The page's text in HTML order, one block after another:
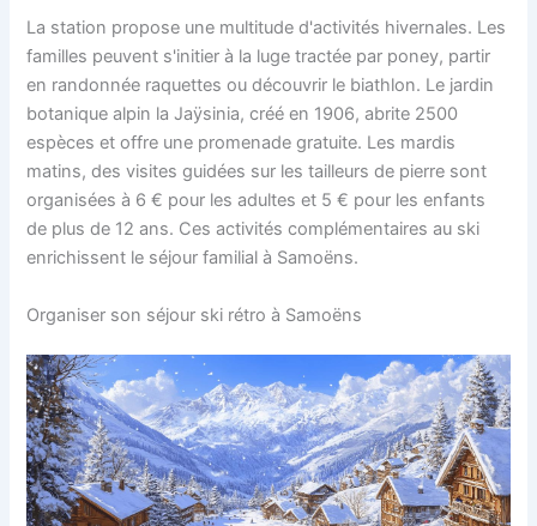
La station propose une multitude d'activités hivernales. Les
familles peuvent s'initier à la luge tractée par poney, partir
en randonnée raquettes ou découvrir le biathlon. Le jardin
botanique alpin la Jaÿsinia, créé en 1906, abrite 2500
espèces et offre une promenade gratuite. Les mardis
matins, des visites guidées sur les tailleurs de pierre sont
organisées à 6 € pour les adultes et 5 € pour les enfants
de plus de 12 ans. Ces activités complémentaires au ski
enrichissent le séjour familial à Samoëns.
Organiser son séjour ski rétro à Samoëns